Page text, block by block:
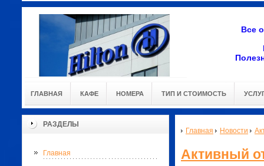
Все
ГЛАВНАЯ КАФЕ НОМЕРА ТИП И СТОИМОСТЬ
РАЗДЕЛЫ
Главная
Главная Новости
Активный